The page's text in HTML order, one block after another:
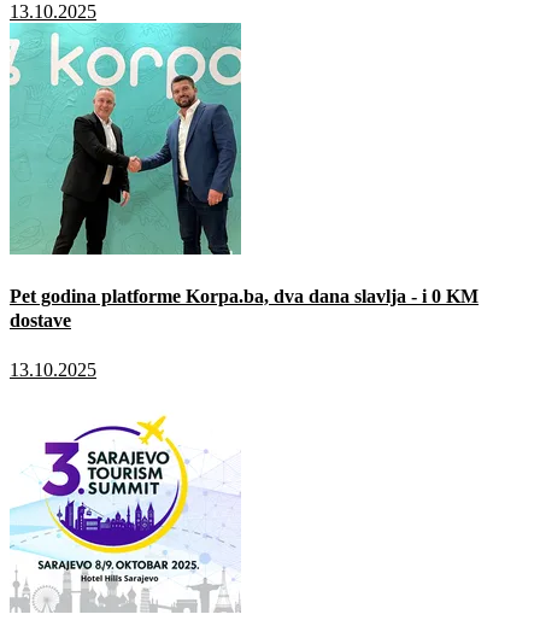
13.10.2025
Pet godina platforme Korpa.ba, dva dana slavlja - i 0 KM
dostave
13.10.2025